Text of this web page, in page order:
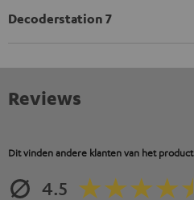
Decoderstation 7
Reviews
Dit vinden andere klanten van het product
4.5